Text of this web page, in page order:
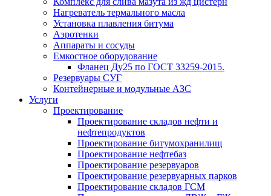
Нагреватель термального масла
Установка плавления битума
Аэротенки
Аппараты и сосуды
Емкостное оборудование
Фланец Ду25 по ГОСТ 33259-2015.
Резервуары СУГ
Контейнерные и модульные АЗС
Услуги
Проектирование
Проектирование складов нефти и
нефтепродуктов
Проектирование битумохранилищ
Проектирование нефтебаз
Проектирование резервуаров
Проектирование резервуарных парков
Проектирование складов ГСМ